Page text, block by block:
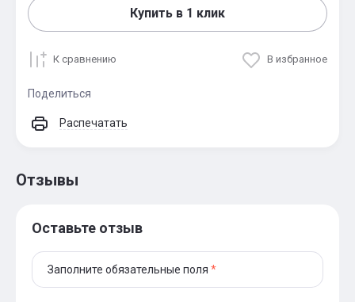
Купить в 1 клик
К сравнению В избранное
Поделиться
Распечатать
Отзывы
Оставьте отзыв
Заполните обязательные поля *